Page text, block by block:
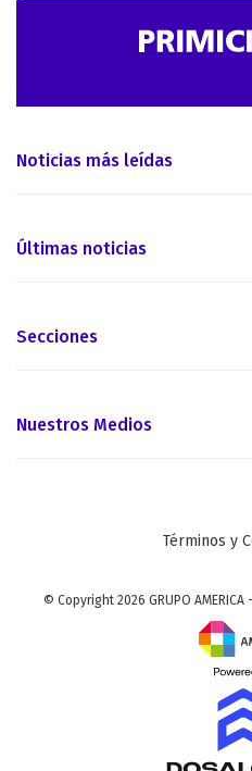
Noticias más leídas
Últimas noticias
Secciones
Nuestros Medios
Términos y
© Copyright 2026 GRUPO